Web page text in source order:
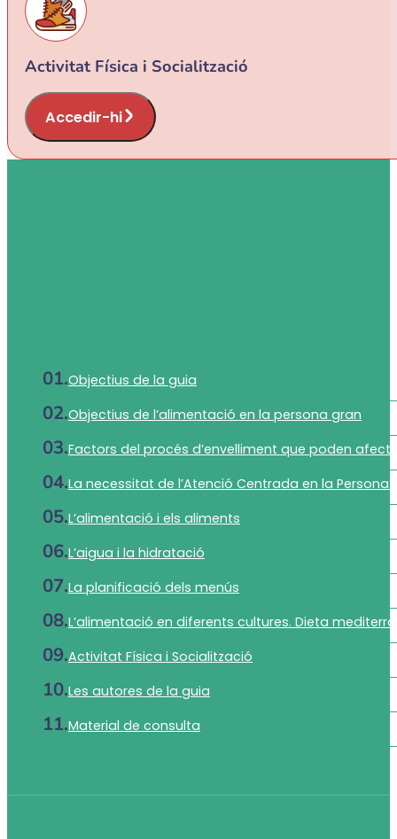
Activitat Física i Socialització
Accedir-hi
Objectius de la guia
Objectius de l’alimentació en la persona gran
Factors del procés d’envelliment que poden
La necessitat de l’Atenció Centrada en la Persona
L’alimentació i els aliments
L’aigua i la hidratació
La planificació dels menús
L’alimentació en diferents cultures. Dieta
Activitat Física i Socialització
Les autores de la guia
Material de consulta